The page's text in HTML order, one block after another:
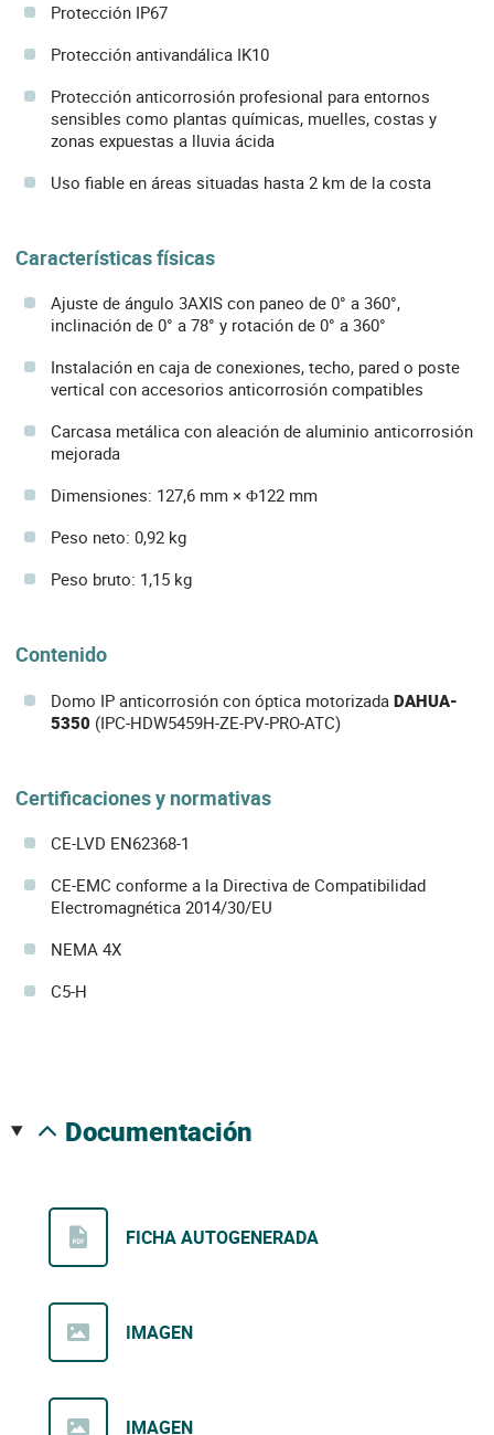
Protección IP67
Protección antivandálica IK10
Protección anticorrosión profesional para entornos
sensibles como plantas químicas, muelles, costas y
zonas expuestas a lluvia ácida
Uso fiable en áreas situadas hasta 2 km de la costa
Características físicas
Ajuste de ángulo 3AXIS con paneo de 0° a 360°,
inclinación de 0° a 78° y rotación de 0° a 360°
Instalación en caja de conexiones, techo, pared o poste
vertical con accesorios anticorrosión compatibles
Carcasa metálica con aleación de aluminio anticorrosión
mejorada
Dimensiones: 127,6 mm × Φ122 mm
Peso neto: 0,92 kg
Peso bruto: 1,15 kg
Contenido
Domo IP anticorrosión con óptica motorizada DAHUA-
5350 (IPC-HDW5459H-ZE-PV-PRO-ATC)
Certificaciones y normativas
CE-LVD EN62368-1
CE-EMC conforme a la Directiva de Compatibilidad
Electromagnética 2014/30/EU
NEMA 4X
C5-H
documentación
FICHA AUTOGENERADA
IMAGEN
IMAGEN